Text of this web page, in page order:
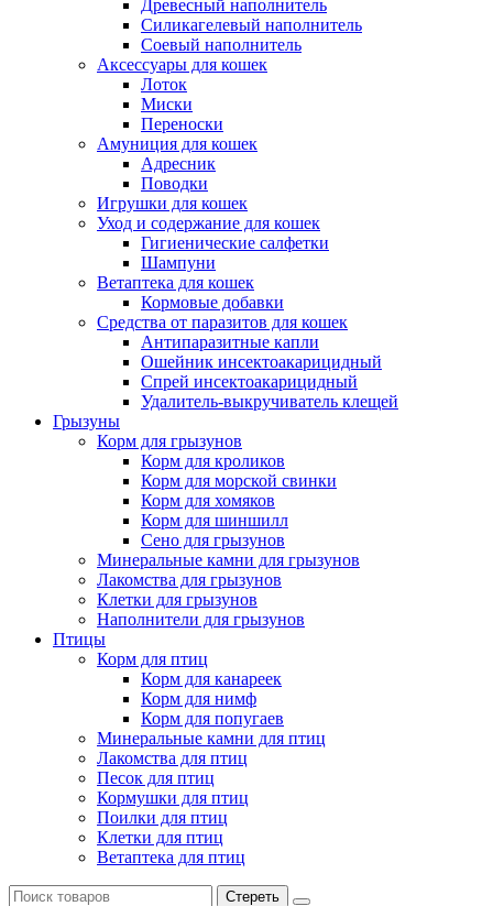
Древесный наполнитель
Силикагелевый наполнитель
Соевый наполнитель
Аксессуары для кошек
Лоток
Миски
Переноски
Амуниция для кошек
Адресник
Поводки
Игрушки для кошек
Уход и содержание для кошек
Гигиенические салфетки
Шампуни
Ветаптека для кошек
Кормовые добавки
Средства от паразитов для кошек
Антипаразитные капли
Ошейник инсектоакарицидный
Спрей инсектоакарицидный
Удалитель-выкручиватель клещей
Грызуны
Корм для грызунов
Корм для кроликов
Корм для морской свинки
Корм для хомяков
Корм для шиншилл
Сено для грызунов
Минеральные камни для грызунов
Лакомства для грызунов
Клетки для грызунов
Наполнители для грызунов
Птицы
Корм для птиц
Корм для канареек
Корм для нимф
Корм для попугаев
Минеральные камни для птиц
Лакомства для птиц
Песок для птиц
Кормушки для птиц
Поилки для птиц
Клетки для птиц
Ветаптека для птиц
Стереть